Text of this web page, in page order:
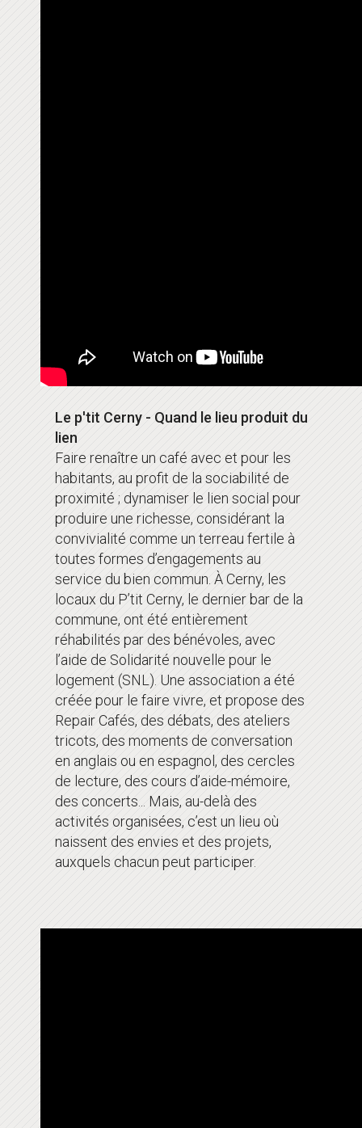
Le p'tit Cerny - Quand le lieu produit du
lien
Faire renaître un café avec et pour les
habitants, au profit de la sociabilité de
proximité ; dynamiser le lien social pour
produire une richesse, considérant la
convivialité comme un terreau fertile à
toutes formes d’engagements au
service du bien commun. À Cerny, les
locaux du P’tit Cerny, le dernier bar de la
commune, ont été entièrement
réhabilités par des bénévoles, avec
l’aide de Solidarité nouvelle pour le
logement (SNL). Une association a été
créée pour le faire vivre, et propose des
Repair Cafés, des débats, des ateliers
tricots, des moments de conversation
en anglais ou en espagnol, des cercles
de lecture, des cours d’aide-mémoire,
des concerts... Mais, au-delà des
activités organisées, c’est un lieu où
naissent des envies et des projets,
auxquels chacun peut participer.